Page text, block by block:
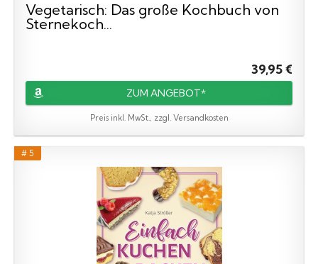
Vegetarisch: Das große Kochbuch von
Sternekoch...
39,95 €
ZUM ANGEBOT*
Preis inkl. MwSt., zzgl. Versandkosten
# 5